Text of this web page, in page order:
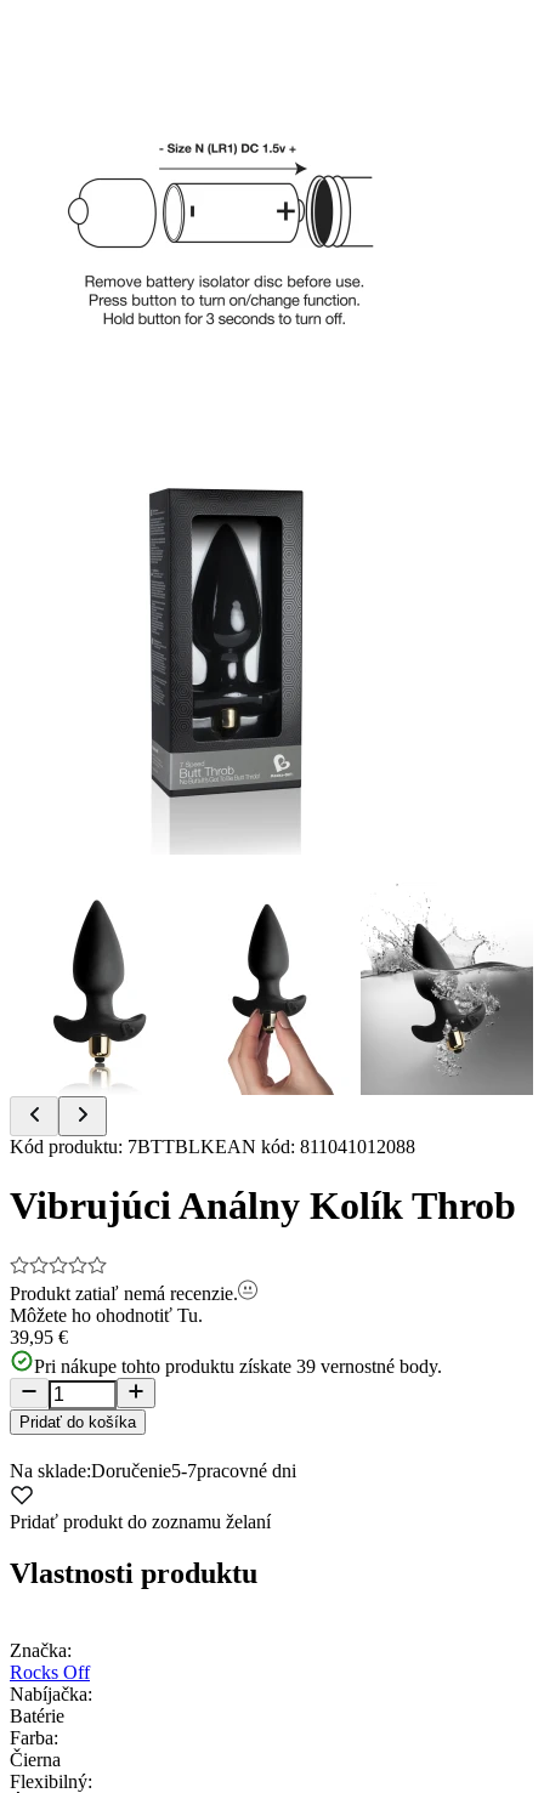
Item
of
6
Kód produktu: 7BTTBLKEAN kód: 811041012088
Vibrujúci Análny Kolík Throb
Produkt zatiaľ nemá recenzie.
Môžete ho ohodnotiť Tu.
39,95 €
Pri nákupe tohto produktu získate 39 vernostné body.
Pridať do košíka
Na sklade:Doručenie5-7pracovné dni
Pridať produkt do zoznamu želaní
Vlastnosti produktu
Značka:
Rocks Off
Nabíjačka:
Batérie
Farba:
Čierna
Flexibilný: